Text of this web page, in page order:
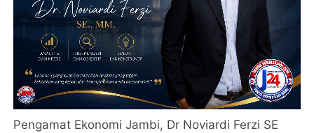
Pengamat Ekonomi Jambi, Dr Noviardi Ferzi SE